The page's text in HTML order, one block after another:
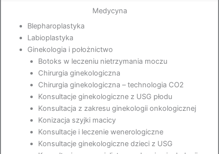
Medycyna
Blepharoplastyka
Labioplastyka
Ginekologia i położnictwo
Botoks w leczeniu nietrzymania moczu
Chirurgia ginekologiczna
Chirurgia ginekologiczna – technologia CO2
Konsultacje ginekologiczne z USG płodu
Konsultacja z zakresu ginekologii onkologicznej
Konizacja szyjki macicy
Konsultacje i leczenie wenerologiczne
Konsultacje ginekologiczne dzieci z USG